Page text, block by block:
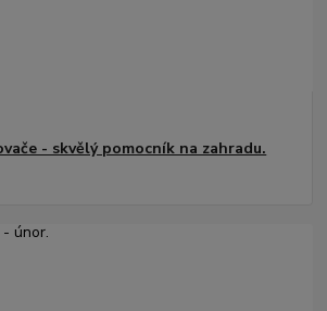
- skvělý pomocník na zahradu.